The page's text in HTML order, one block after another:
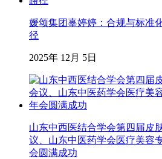
媛颂集团辜婷婷：合规与标准
径
2025年 12月 5日
山东中西医结合学会第四届皮
议、山东中医药学会医疗美容
会圆满成功